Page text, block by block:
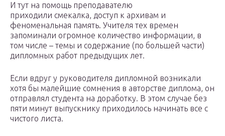
И тут на помощь преподавателю
приходили смекалка, доступ к архивам и
феноменальная память. Учителя тех времен
запоминали огромное количество информации, в
том числе – темы и содержание (по большей части)
дипломных работ предыдущих лет.
Если вдруг у руководителя дипломной возникали
хотя бы малейшие сомнения в авторстве диплома, он
отправлял студента на доработку. В этом случае без
пяти минут выпускнику приходилось начинать все с
чистого листа.